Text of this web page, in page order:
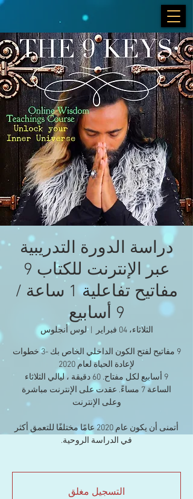
دراسة الدورة التدريبية
عبر الإنترنت للكتاب 9
مفاتيح تفاعلية 1 ساعة /
9 أسابيع
الثلاثاء، 04 فبراير
  |
لوس أنجلوس
9 مفاتيح لفتح الكون الداخلي الخاص بك -3 خطوات
9 أسابيع لكل مفتاح. 60 دقيقة ، ليالي الثلاثاء
الساعة 7 مساءً. عقدت على الإنترنت مباشرة
أتمنى أن يكون عام 2020 عامًا مختلفًا للتعمق أكثر
التسجيل مغلق